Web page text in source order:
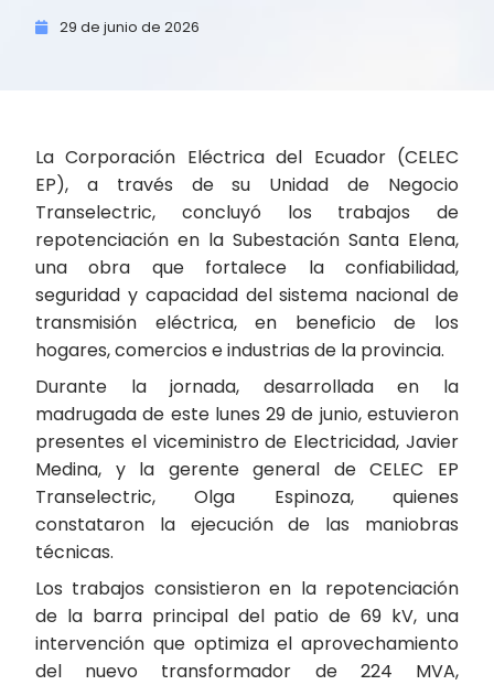
29 de junio de 2026
La Corporación Eléctrica del Ecuador (CELEC
EP), a través de su Unidad de Negocio
Transelectric, concluyó los trabajos de
repotenciación en la Subestación Santa Elena,
una obra que fortalece la confiabilidad,
seguridad y capacidad del sistema nacional de
transmisión eléctrica, en beneficio de los
hogares, comercios e industrias de la provincia.
Durante la jornada, desarrollada en la
madrugada de este lunes 29 de junio, estuvieron
presentes el viceministro de Electricidad, Javier
Medina, y la gerente general de CELEC EP
Transelectric, Olga Espinoza, quienes
constataron la ejecución de las maniobras
técnicas.
Los trabajos consistieron en la repotenciación
de la barra principal del patio de 69 kV, una
intervención que optimiza el aprovechamiento
del nuevo transformador de 224 MVA,